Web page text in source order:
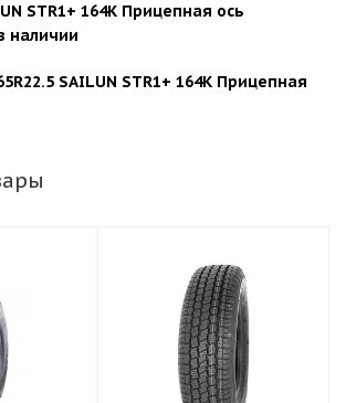
STR1+ 164K Прицепная ось
наличии
SAILUN STR1+ 164K Прицепная